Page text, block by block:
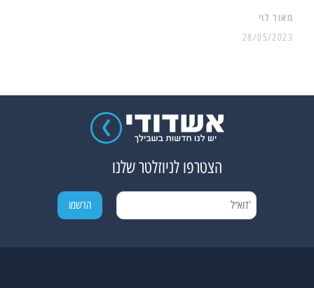
מאור לוי
28/05/2023
הצטרפו לניוזלטר שלנו